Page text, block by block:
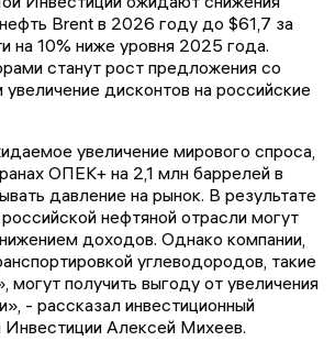
Brent в 2026 году до $61,7 за
на 10% ниже уровня 2025 года.
станут рост предложения со
дисконтов на российские
увеличение мирового спроса,
ОПЕК+ на 2,1 млн баррелей в
давление на рынок. В результате
нефтяной отрасли могут
доходов. Однако компании,
углеводородов, такие
могут получить выгоду от увеличения
- рассказал инвестиционный
Алексей Михеев.